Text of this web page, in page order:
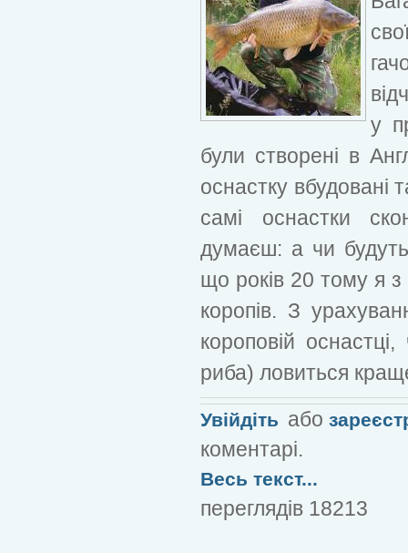
у
були створені в
оснастку вбудовані
самі оснастки
думаєш: а чи
що років 20 тому я з
коропів. З
короповій
риба) ловиться
Увійдіть або
коментарі.
Весь текст...
переглядів 18213